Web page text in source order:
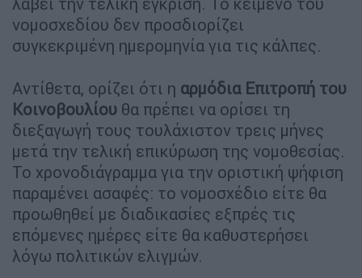
νομοσχεδίου δεν προσδιορίζει
συγκεκριμένη ημερομηνία για τις κάλπες.
Αντίθετα, ορίζει ότι η αρμόδια Επιτροπή του
Κοινοβουλίου θα πρέπει να ορίσει τη
διεξαγωγή τους τουλάχιστον τρεις μήνες
μετά την τελική επικύρωση της νομοθεσίας.
Το χρονοδιάγραμμα για την οριστική ψήφιση
παραμένει ασαφές: το νομοσχέδιο είτε θα
προωθηθεί με διαδικασίες εξπρές τις
επόμενες ημέρες είτε θα καθυστερήσει
λόγω πολιτικών ελιγμών.